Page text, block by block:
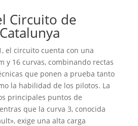
Circuito de
el circuito cuenta con una
y 16 curvas, combinando rectas
que ponen a prueba tanto
la habilidad de los pilotos. La
principales puntos de
que la curva 3, conocida
exige una alta carga